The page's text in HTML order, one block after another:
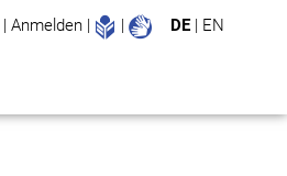
| Anmelden | Leichte Sprache
| DE | EN